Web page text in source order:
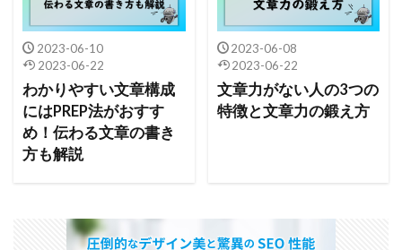
2023-06-10
2023-06-22
わかりやすい文章構成
にはPREP法がおすす
め！伝わる文章の書き
方も解説
2023-06-08
2023-06-22
文章力がない人の3つの
特徴と文章力の鍛え方